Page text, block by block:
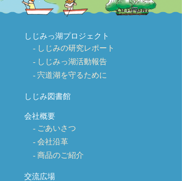
しじみっ湖プロジェクト
しじみの研究レポート
しじみっ湖活動報告
宍道湖を守るために
しじみ図書館
会社概要
ごあいさつ
会社沿革
商品のご紹介
交流広場